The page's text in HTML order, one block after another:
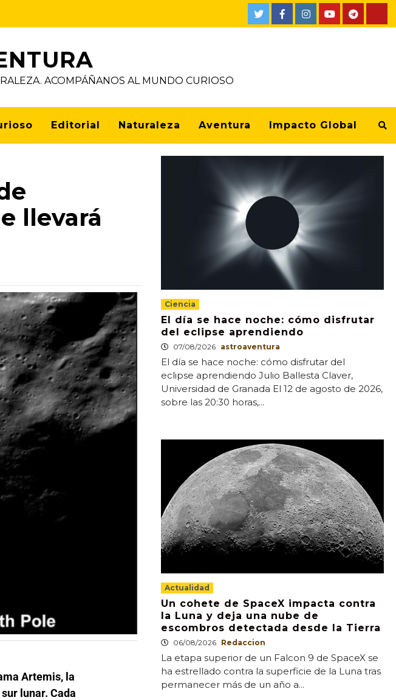
ACOMPÁÑANOS AL MUNDO CURIOSO
Editorial Naturaleza Aventura Impacto Global
llevará
Artemis, la
lunar. Cada
Ciencia
El día se hace noche: cómo disfrutar
del eclipse aprendiendo
07/08/2026 astroaventura
El día se hace noche: cómo disfrutar del
eclipse aprendiendo Julio Ballesta Claver,
Universidad de Granada El 12 de agosto de 2026,
sobre las 20:30 horas,...
Actualidad
Un cohete de SpaceX impacta contra
la Luna y deja una nube de
escombros detectada desde la Tierra
06/08/2026 Redaccion
La etapa superior de un Falcon 9 de SpaceX se
ha estrellado contra la superficie de la Luna tras
permanecer más de un año a...